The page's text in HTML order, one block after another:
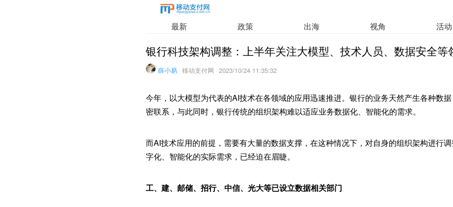
最新 政策 出海 视角 活动
银行科技架构调整：上半年关注大模型、技术人员、数据安全等
薛小易 移动支付网 2023/10/24 11:35:32
今年，以大模型为代表的AI技术在各领域的应用迅速推进。银行的业务天然产生各种数
密联系，与此同时，银行传统的组织架构难以适应业务数据化、智能化的需求。
而AI技术应用的前提，需要有大量的数据支撑，在这种情况下，对自身的组织架构进行
字化、智能化的实际需求，已经迫在眉睫。
工、建、邮储、招行、中信、光大等已设立数据相关部门